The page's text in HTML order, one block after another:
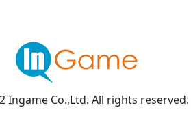
Ingame Co.,Ltd. All rights reserved.